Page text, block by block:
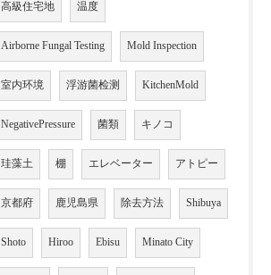
高級住宅地 温度
Airborne Fungal Testing Mold Inspection
室内环境 浮游菌检测 KitchenMold
NegativePressure 菌類 キノコ
珪藻土 棚 エレベーター アトピー
京都府 鹿児島県 除去方法 Shibuya
Shoto Hiroo Ebisu Minato City